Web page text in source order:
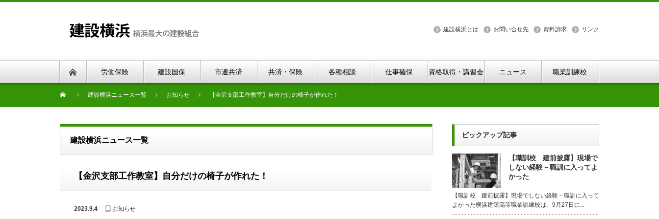
建設横浜とは お問い合せ先 資料請求 リンク
労働保険 建設国保 市連共済 共済・保険 各種相談 仕事確保 資格取得・講習会 ニュース 職業訓練校
建設横浜ニュース一覧 お知らせ 【金沢支部工作教室】自分だけの椅子が作れた！
建設横浜ニュース一覧
【金沢支部工作教室】自分だけの椅子が作れた！
2023.9.4 お知らせ
ピックアップ記事
【職訓校 建前披露】現場で
しない経験－職訓に入ってよ
かった
【職訓校 建前披露】現場でしない経験－職訓に入って
よかった横浜建築高等職業訓練校は、9月27日に...